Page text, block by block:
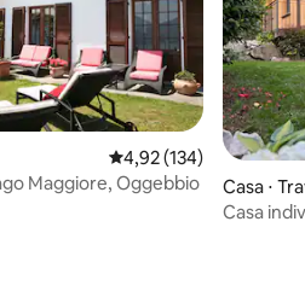
4,92 de uma avaliação
4,92 (134)
Maggiore, Oggebbio
Casa ⋅
Casa